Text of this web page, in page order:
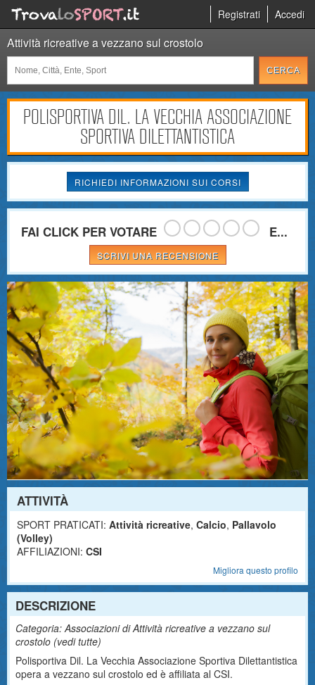
Registrati Accedi
Attività ricreative a vezzano sul crostolo
POLISPORTIVA DIL. LA VECCHIA ASSOCIAZIONE
SPORTIVA DILETTANTISTICA
RICHIEDI INFORMAZIONI SUI CORSI
FAI CLICK PER VOTARE E...
SCRIVI UNA RECENSIONE
ATTIVITÀ
SPORT PRATICATI: Attività ricreative, Calcio, Pallavolo
(Volley)
AFFILIAZIONI: CSI
Migliora questo profilo
DESCRIZIONE
Categoria: Associazioni di Attività ricreative a vezzano sul
crostolo (vedi tutte)
Polisportiva Dil. La Vecchia Associazione Sportiva Dilettantistica
opera a vezzano sul crostolo ed è affiliata al CSI.